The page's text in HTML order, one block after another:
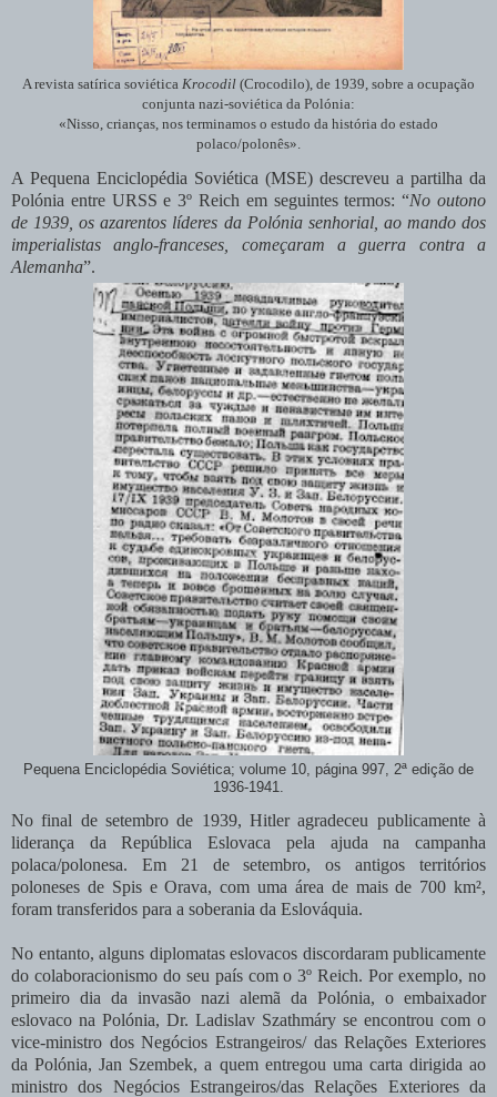
A revista satírica soviética Krocodil (Crocodilo), de 1939, sobre a ocupação
conjunta nazi-soviética da Polónia:
«Nisso, crianças, nos terminamos o estudo da história do estado
polaco/polonês».
A Pequena Enciclopédia Soviética (MSE) descreveu a partilha da
Polónia entre URSS e 3º Reich em seguintes termos: “No outono
de 1939, os azarentos líderes da Polónia senhorial, ao mando dos
imperialistas anglo-franceses, começaram a guerra contra a
Alemanha”.
Pequena Enciclopédia Soviética; volume 10, página 997, 2ª edição de
1936-1941.
No final de setembro de 1939, Hitler agradeceu publicamente à
liderança da República Eslovaca pela ajuda na campanha
polaca/polonesa. Em 21 de setembro, os antigos territórios
poloneses de Spis e Orava, com uma área de mais de 700 km²,
foram transferidos para a soberania da Eslováquia.
No entanto, alguns diplomatas eslovacos discordaram publicamente
do colaboracionismo do seu país com o 3º Reich. Por exemplo, no
primeiro dia da invasão nazi alemã da Polónia, o embaixador
eslovaco na Polónia, Dr. Ladislav Szathmáry se encontrou com o
vice-ministro dos Negócios Estrangeiros/ das Relações Exteriores
da Polónia, Jan Szembek, a quem entregou uma carta dirigida ao
ministro dos Negócios Estrangeiros/das Relações Exteriores da